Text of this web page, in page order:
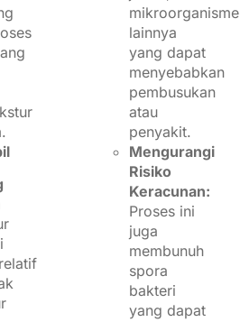
mikroorganisme
lainnya
yang dapat
menyebabkan
pembusukan
atau
penyakit.
Mengurangi
Risiko
Keracunan:
Proses ini
juga
membunuh
spora
bakteri
yang dapat